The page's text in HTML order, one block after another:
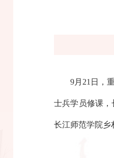
9月 21 日，
士兵学员修课，
长江师范学院乡